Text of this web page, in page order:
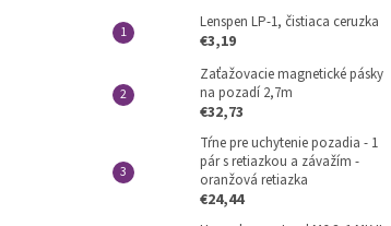
Lenspen LP-1, čistiaca ceruzka
€3,19
Zaťažovacie magnetické pásky
na pozadí 2,7m
€32,73
Tŕne pre uchytenie pozadia - 1
pár s retiazkou a závažím -
oranžová retiazka
€24,44